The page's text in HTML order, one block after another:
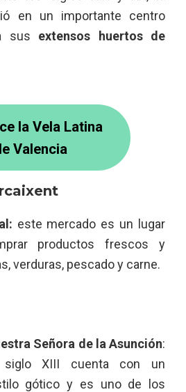
en un importante centro
sus extensos huertos de
la Vela Latina
Valencia
este mercado es un lugar
productos frescos y
verduras, pescado y carne.
Señora de la Asunción:
XIII cuenta con un
gótico y es uno de los